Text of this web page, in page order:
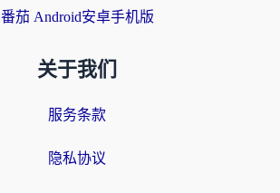
番茄 Android安卓手机版
关于我们
服务条款
隐私协议